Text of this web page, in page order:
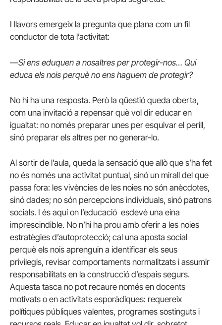
I llavors emergeix la pregunta que plana com un fil
conductor de tota l’activitat:
—Si ens eduquen a nosaltres per protegir-nos… Qui
educa els nois perquè no ens haguem de protegir?
No hi ha una resposta. Però la qüestió queda oberta,
com una invitació a repensar què vol dir educar en
igualtat: no només preparar unes per esquivar el perill,
sinó preparar els altres per no generar-lo.
Al sortir de l’aula, queda la sensació que allò que s’ha fet
no és només una activitat puntual, sinó un mirall del que
passa fora: les vivències de les noies no són anècdotes,
sinó dades; no són percepcions individuals, sinó patrons
socials. I és aquí on l’educació esdevé una eina
imprescindible. No n’hi ha prou amb oferir a les noies
estratègies d’autoprotecció; cal una aposta social
perquè els nois aprenguin a identificar els seus
privilegis, revisar comportaments normalitzats i assumir
responsabilitats en la construcció d’espais segurs.
Aquesta tasca no pot recaure només en docents
motivats o en activitats esporàdiques: requereix
polítiques públiques valentes, programes sostinguts i